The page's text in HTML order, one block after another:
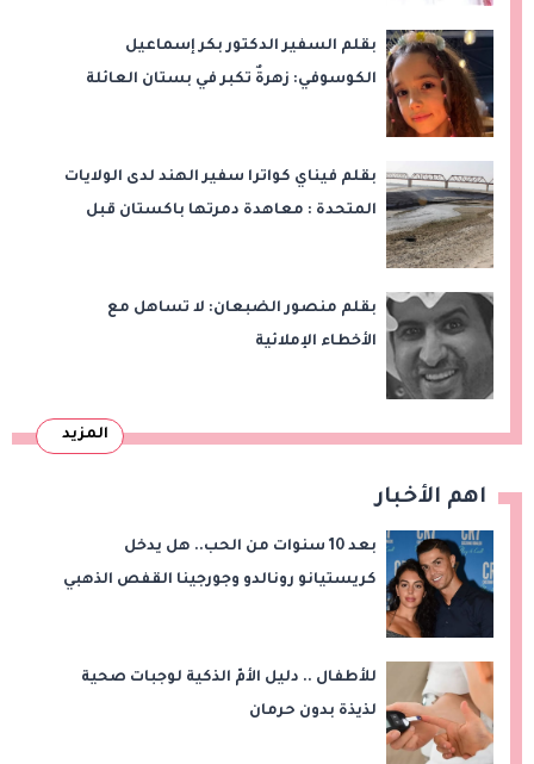
بقلم السفير الدكتور بكر إسماعيل
الكوسوفي: زهرةٌ تكبر في بستان العائلة
بقلم فيناي كواترا سفير الهند لدى الولايات
المتحدة : معاهدة دمرتها باكستان قبل
بقلم منصور الضبعان: لا تساهل مع
الأخطاء الإملائية
المزيد
اهم الأخبار
بعد 10 سنوات من الحب.. هل يدخل
كريستيانو رونالدو وجورجينا القفص الذهبي
للأطفال .. دليل الأمّ الذكية لوجبات صحية
لذيذة بدون حرمان